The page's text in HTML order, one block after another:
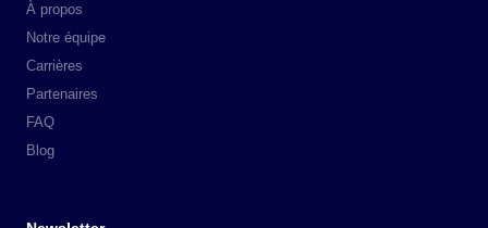
À propos
Notre équipe
Carrières
Partenaires
FAQ
Blog